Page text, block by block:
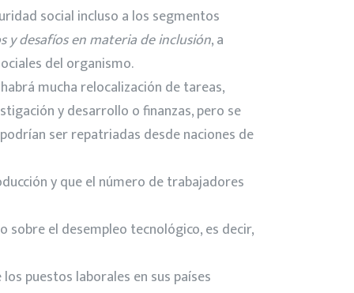
social incluso a los segmentos
y desafíos en materia de inclusión, a
del organismo.
mucha relocalización de tareas,
y desarrollo o finanzas, pero se
ser repatriadas desde naciones de
y que el número de trabajadores
sobre el desempleo tecnológico, es decir,
puestos laborales en sus países